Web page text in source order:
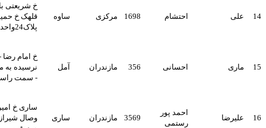
احتشام 1698 مرکزی ساوه
خ شریعتی بالاترازدوراهی
قلهک خ حمید صدیق
احسانی 356 مازندران آمل
خ امام رضا - رضوان 54 -
نرسیده به مسجد فاطمه زهرا
- سمت راست - پ 71
رستمی
3569 مازندران ساری
ساری خ امیرمازندرانی خ
وصال شیرازی کوچه شهید